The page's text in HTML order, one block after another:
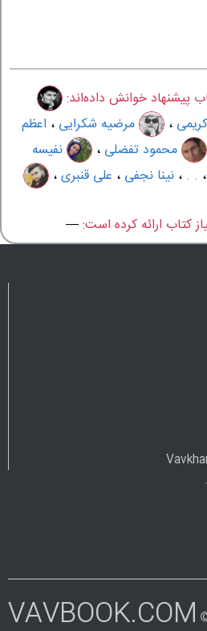
پیشنهاد خوانش داده‌اند:
، مرضیه شکرایی ، اعظم
محمود تفضلی ،
نفیسه
، . . ، نینا نجفی ، علی قنبری،
کتاب ارائه کرده است:—
VAVBOOK.COM